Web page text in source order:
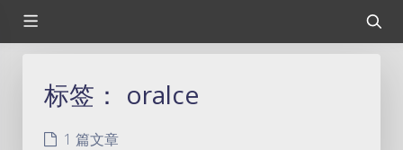
标签： oralce
1 篇文章